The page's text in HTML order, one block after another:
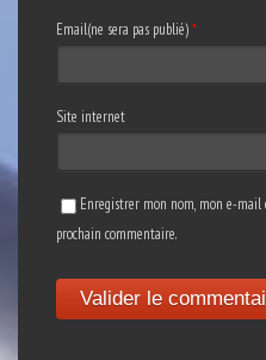
Email(ne sera pas publié)*
Site internet
Enregistrer mon nom, mon e-
prochain commentaire.